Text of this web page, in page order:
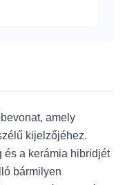
amely
kijelzőjéhez.
és a kerámia hibridjét
bármilyen